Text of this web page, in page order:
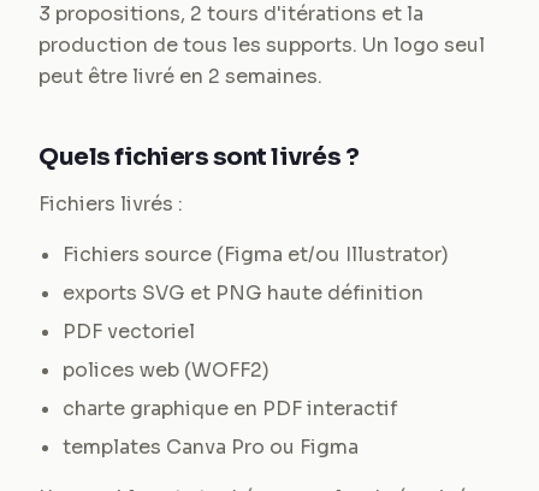
3 propositions, 2 tours d'itérations et la
production de tous les supports. Un logo seul
peut être livré en 2 semaines.
Quels fichiers sont livrés ?
Fichiers livrés :
Fichiers source (Figma et/ou Illustrator)
exports SVG et PNG haute définition
PDF vectoriel
polices web (WOFF2)
charte graphique en PDF interactif
templates Canva Pro ou Figma